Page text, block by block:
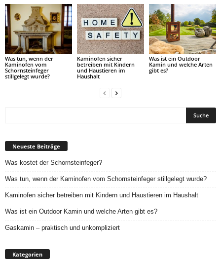
Was tun, wenn der
Kaminofen vom
Schornsteinfeger
stillgelegt wurde?
Kaminofen sicher
betreiben mit Kindern
und Haustieren im
Haushalt
Was ist ein Outdoor
Kamin und welche Arten
gibt es?
Neueste Beiträge
Was kostet der Schornsteinfeger?
Was tun, wenn der Kaminofen vom Schornsteinfeger stillgelegt wurde?
Kaminofen sicher betreiben mit Kindern und Haustieren im Haushalt
Was ist ein Outdoor Kamin und welche Arten gibt es?
Gaskamin – praktisch und unkompliziert
Kategorien